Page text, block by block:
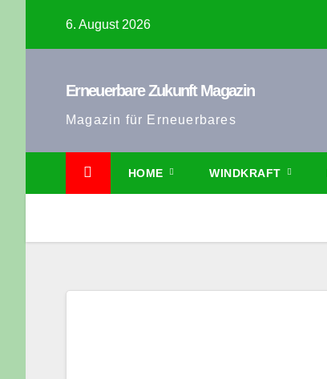
6. August 2026
Erneuerbare Zukunft Magazin
Magazin für Erneuerbares
HOME WINDKRAFT